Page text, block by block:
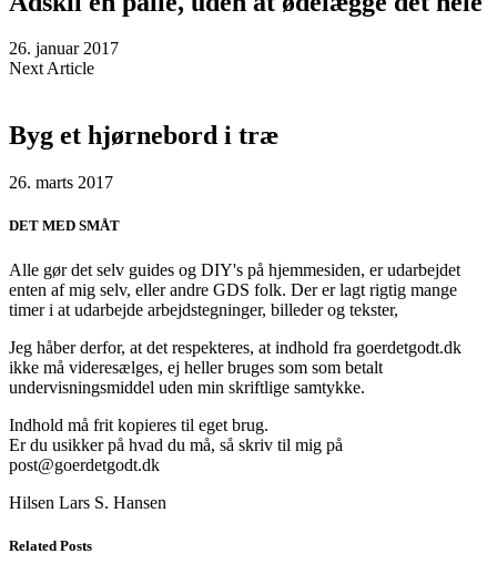
26. januar 2017
Next Article
Byg et hjørnebord i træ
26. marts 2017
DET MED SMÅT
Alle gør det selv guides og DIY's på hjemmesiden, er udarbejdet
enten af mig selv, eller andre GDS folk. Der er lagt rigtig mange
timer i at udarbejde arbejdstegninger, billeder og tekster,
Jeg håber derfor, at det respekteres, at indhold fra goerdetgodt.dk
ikke må videresælges, ej heller bruges som som betalt
undervisningsmiddel uden min skriftlige samtykke.
Indhold må frit kopieres til eget brug.
Er du usikker på hvad du må, så skriv til mig på
post@goerdetgodt.dk
Hilsen Lars S. Hansen
Related Posts